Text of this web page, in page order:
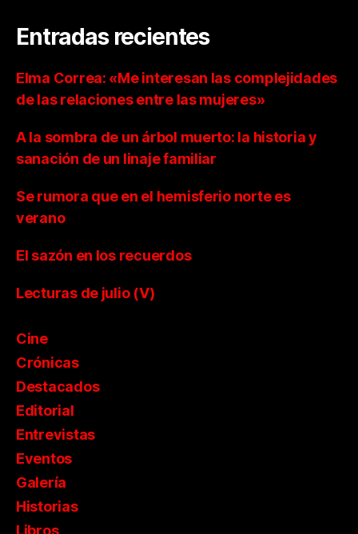
Entradas recientes
Elma Correa: «Me interesan las complejidades
de las relaciones entre las mujeres»
A la sombra de un árbol muerto: la historia y
sanación de un linaje familiar
Se rumora que en el hemisferio norte es
verano
El sazón en los recuerdos
Lecturas de julio (V)
Cine
Crónicas
Destacados
Editorial
Entrevistas
Eventos
Galería
Historias